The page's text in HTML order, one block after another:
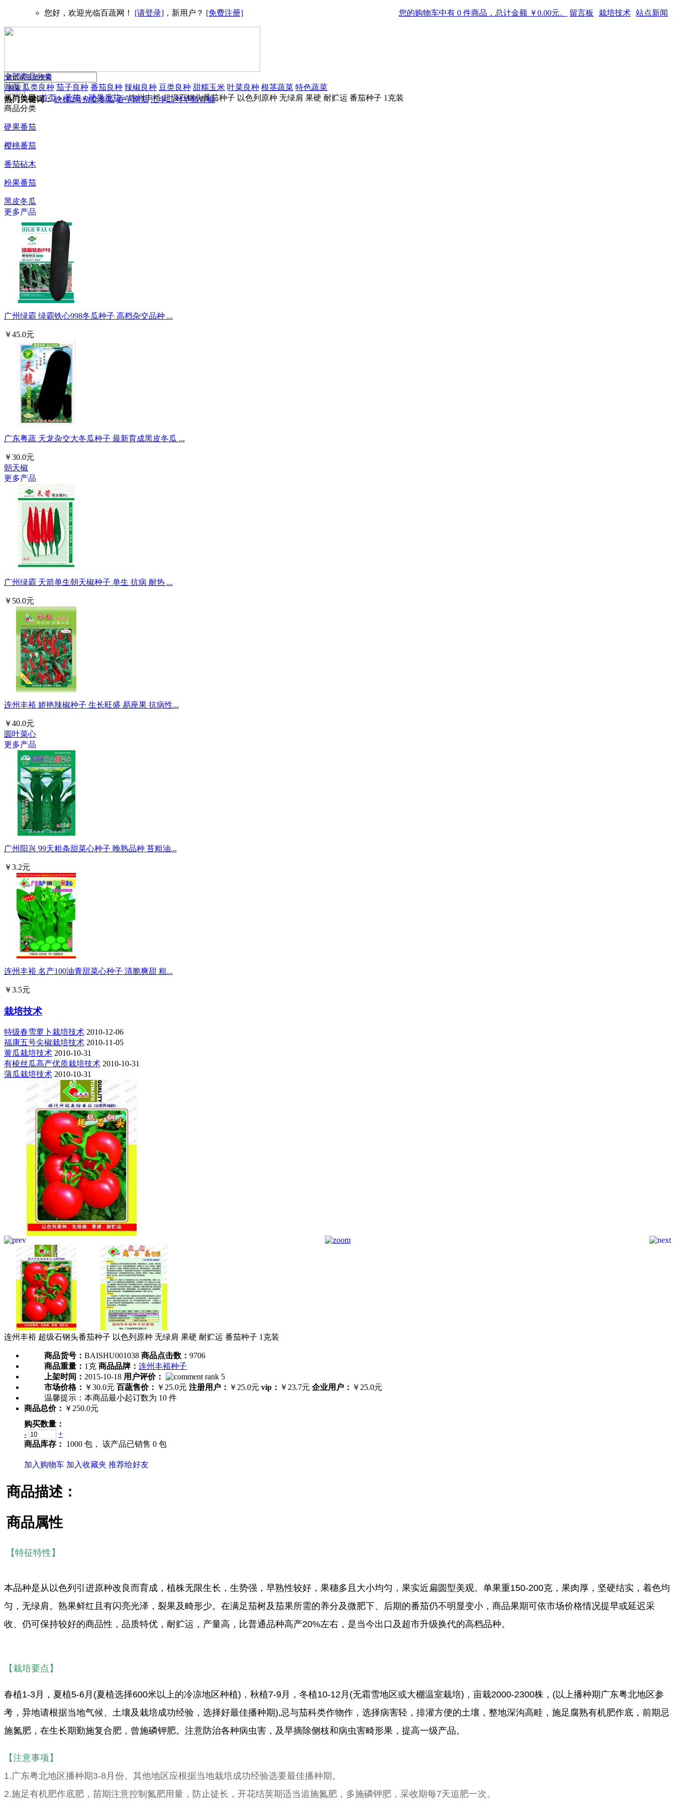
您的购物车中有 0 件商品，总计金额 ￥0.00元。 留言板 栽培技术 站点新闻
您好，欢迎光临百蔬网！ [请登录] ，新用户？ [免费注册]
热门关键词： 铁柱2号杂交冬瓜 香芋南瓜 汇丰二号早熟青椒
全部商品分类
首页 瓜类良种 茄子良种 番茄良种 辣椒良种 豆类良种 甜糯玉米 叶菜良种 根茎蔬菜 特色蔬菜
当前位置:首页 > 番茄 > 硬果番茄 >连州丰裕 超级石钢头番茄种子 以色列原种 无绿肩 果硬 耐贮运 番茄种子 1克装
商品分类
硬果番茄
樱桃番茄
番茄砧木
粉果番茄
黑皮冬瓜
更多产品
广州绿霸 绿霸铁心998冬瓜种子 高档杂交品种 ...
￥45.0元
广东粤蔬 天龙杂交大冬瓜种子 最新育成黑皮冬瓜 ...
￥30.0元
朝天椒
更多产品
广州绿霸 天箭单生朝天椒种子 单生 抗病 耐热 ...
￥50.0元
连州丰裕 娇艳辣椒种子 生长旺盛 易座果 抗病性...
￥40.0元
圆叶菜心
更多产品
广州阳兴 99天粗条甜菜心种子 晚熟品种 苔粗油...
￥3.2元
连州丰裕 名产100油青甜菜心种子 清脆爽甜 粗...
￥3.5元
栽培技术
特级春雪萝卜栽培技术 2010-12-06
福康五号尖椒栽培技术 2010-11-05
黄瓜栽培技术 2010-10-31
有棱丝瓜高产优质栽培技术 2010-10-31
蒲瓜栽培技术 2010-10-31
连州丰裕 超级石钢头番茄种子 以色列原种 无绿肩 果硬 耐贮运 番茄种子 1克装
商品货号： BAISHU001038 商品点击数： 9706
商品重量： 1克 商品品牌： 连州丰裕种子
上架时间： 2015-10-18 用户评价：
市场价格： ￥30.0元 百蔬售价： ￥25.0元 注册用户： ￥25.0元 vip： ￥23.7元 企业用户： ￥25.0元
温馨提示： 本商品最小起订数为 10 件
商品总价： ￥250.0元
购买数量：
-
+
商品库存：
1000 包， 该产品已销售 0 包
加入购物车 加入收藏夹 推荐给好友
商品描述：
商品属性
【特征特性】
本品种是从以色列引进原种改良而育成，植株无限生长，生势强，早熟性较好，果穗多且大小均匀，果实近扁圆型美观。单果重150-200克，果肉厚，坚硬结实，着色均
匀，无绿肩。熟果鲜红且有闪亮光泽，裂果及畸形少。在满足茄树及茄果所需的养分及微肥下、后期的番茄仍不明显变小，商品果期可依市场价格情况提早或延迟采
收、仍可保持较好的商品性，品质特优，耐贮运，产量高，比普通品种高产20%左右，是当今出口及超市升级换代的高档品种。
【栽培要点】
春植1-3月，夏植5-6月(夏植选择600米以上的冷凉地区种植)，秋植7-9月，冬植10-12月(无霜雪地区或大棚温室栽培)，亩栽2000-2300株，(以上播种期广东粤北地区参
考，异地请根据当地气候、土壤及栽培成功经验，选择好最佳播种期),忌与茄科类作物作，选择病害轻，排灌方便的土壤，整地深沟高畦，施足腐熟有机肥作底，前期忌
施氮肥，在生长期勤施复合肥，曾施磷钾肥。注意防治各种病虫害，及早摘除侧枝和病虫害畸形果，提高一级产品。
【注意事项】
1.广东粤北地区播种期3-8月份。其他地区应根据当地栽培成功经验选要最佳播种期。
2.施足有机肥作底肥，苗期注意控制氮肥用量，防止徒长，开花结荚期适当追施氮肥，多施磷钾肥，采收期每7天追肥一次。